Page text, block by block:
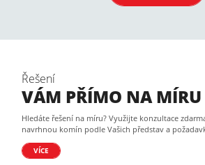
Řešení
VÁM PŘÍMO NA MÍRU
Hledáte řešení na míru? Využijte konzultace
navrhnou komín podle Vašich představ a
VÍCE